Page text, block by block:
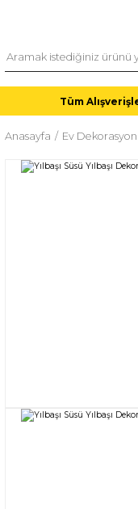
Tüm
Anasayfa Ev Dekorasyon